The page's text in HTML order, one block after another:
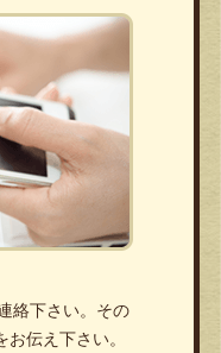
絡下さい。その
伝え下さい。